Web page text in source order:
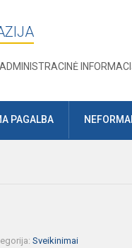
ADMINISTRACINĖ
PAGALBA
Sveikinimai